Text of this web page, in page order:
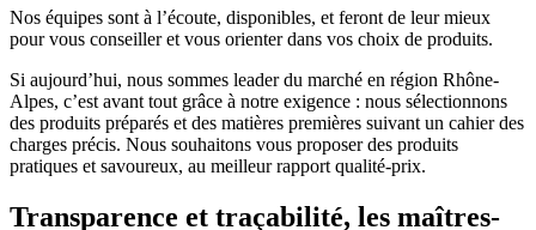
Nos équipes sont à l’écoute, disponibles, et feront de leur mieux
pour vous conseiller et vous orienter dans vos choix de produits.
Si aujourd’hui, nous sommes leader du marché en région Rhône-
Alpes, c’est avant tout grâce à notre exigence : nous sélectionnons
des produits préparés et des matières premières suivant un cahier des
charges précis. Nous souhaitons vous proposer des produits
pratiques et savoureux, au meilleur rapport qualité-prix.
Transparence et traçabilité, les maîtres-